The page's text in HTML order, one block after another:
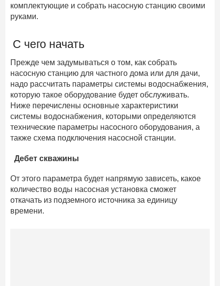
комплектующие и собрать насосную станцию своими
руками.
С чего начать
Прежде чем задумываться о том, как собрать
насосную станцию для частного дома или для дачи,
надо рассчитать параметры системы водоснабжения,
которую такое оборудование будет обслуживать.
Ниже перечислены основные характеристики
системы водоснабжения, которыми определяются
технические параметры насосного оборудования, а
также схема подключения насосной станции.
Дебет скважины
От этого параметра будет напрямую зависеть, какое
количество воды насосная установка сможет
откачать из подземного источника за единицу
времени.